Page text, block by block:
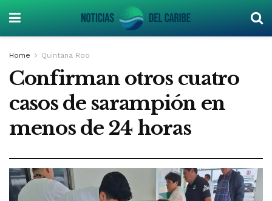
Home Quintana Roo
Confirman otros cuatro
casos de sarampión en
menos de 24 horas